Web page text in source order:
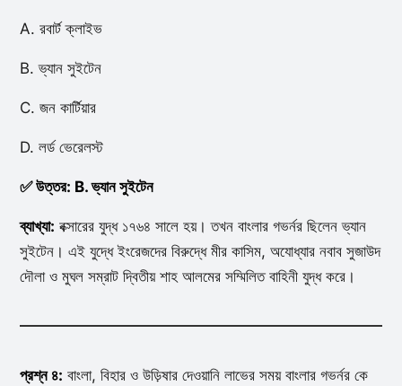
A. রবার্ট ক্লাইভ
B. ভ্যান সুইটেন
C. জন কার্টিয়ার
D. লর্ড ভেরেলস্ট
✅ উত্তর: B. ভ্যান সুইটেন
ব্যাখ্যা: বক্সারের যুদ্ধ ১৭৬৪ সালে হয়। তখন বাংলার গভর্নর ছিলেন ভ্যান
সুইটেন। এই যুদ্ধে ইংরেজদের বিরুদ্ধে মীর কাসিম, অযোধ্যার নবাব সুজাউদ
দৌলা ও মুঘল সম্রাট দ্বিতীয় শাহ আলমের সম্মিলিত বাহিনী যুদ্ধ করে।
প্রশ্ন ৪: বাংলা, বিহার ও উড়িষার দেওয়ানি লাভের সময় বাংলার গভর্নর কে